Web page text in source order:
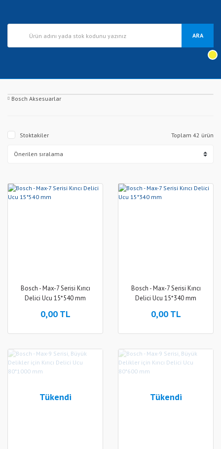
ARA
Bosch Aksesuarlar
Stoktakiler Toplam 42 ürün
Bosch - Max-7 Serisi Kırıcı
Delici Ucu 15*540 mm
0,00 TL
Bosch - Max-7 Serisi Kırıcı
Delici Ucu 15*340 mm
0,00 TL
Tükendi Tükendi